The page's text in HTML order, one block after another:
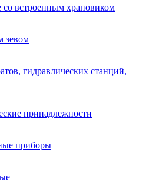
встроенным храповиком
зевом
гидравлических станций,
принадлежности
приборы